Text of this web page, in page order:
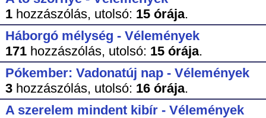
1hozzászólás, utolsó: 15 órája.
Háborgó mélység - Vélemények
171hozzászólás, utolsó: 15 órája.
Pókember: Vadonatúj nap - Vélemények
3hozzászólás, utolsó: 16 órája.
A szerelem mindent kibír - Vélemények